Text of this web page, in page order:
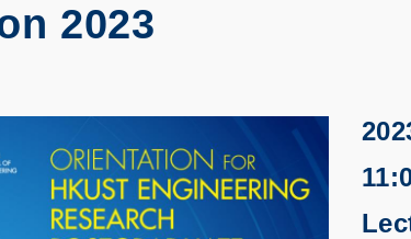
2023